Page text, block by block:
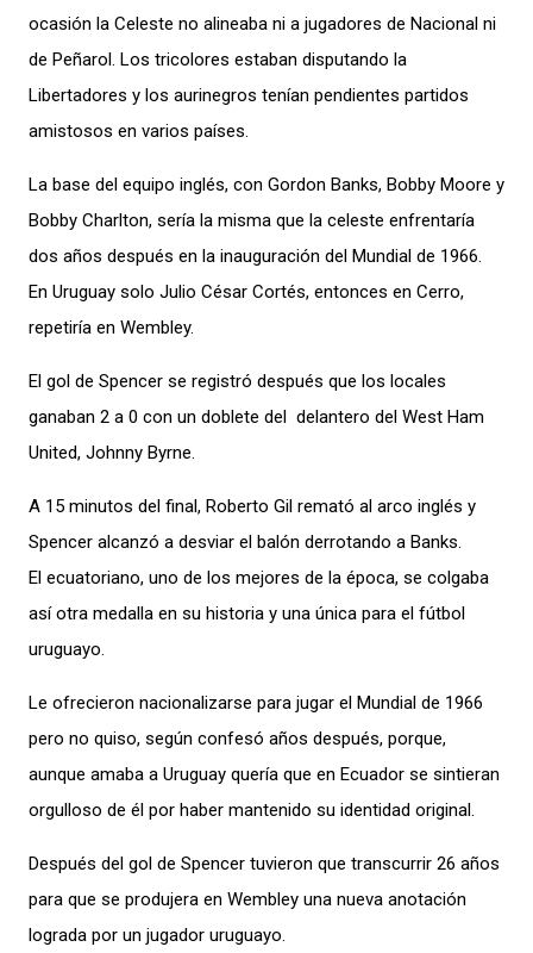
ocasión la Celeste no alineaba ni a jugadores de Nacional ni
de Peñarol. Los tricolores estaban disputando la
Libertadores y los aurinegros tenían pendientes partidos
amistosos en varios países.
La base del equipo inglés, con Gordon Banks, Bobby Moore y
Bobby Charlton, sería la misma que la celeste enfrentaría
dos años después en la inauguración del Mundial de 1966.
En Uruguay solo Julio César Cortés, entonces en Cerro,
repetiría en Wembley.
El gol de Spencer se registró después que los locales
ganaban 2 a 0 con un doblete del delantero del West Ham
United, Johnny Byrne.
A 15 minutos del final, Roberto Gil remató al arco inglés y
Spencer alcanzó a desviar el balón derrotando a Banks.
El ecuatoriano, uno de los mejores de la época, se colgaba
así otra medalla en su historia y una única para el fútbol
uruguayo.
Le ofrecieron nacionalizarse para jugar el Mundial de 1966
pero no quiso, según confesó años después, porque,
aunque amaba a Uruguay quería que en Ecuador se sintieran
orgulloso de él por haber mantenido su identidad original.
Después del gol de Spencer tuvieron que transcurrir 26 años
para que se produjera en Wembley una nueva anotación
lograda por un jugador uruguayo.